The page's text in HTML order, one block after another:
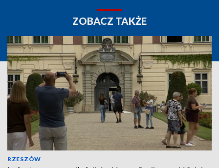
ZOBACZ TAKŻE
RZESZÓW